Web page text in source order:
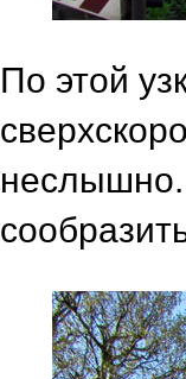
По этой